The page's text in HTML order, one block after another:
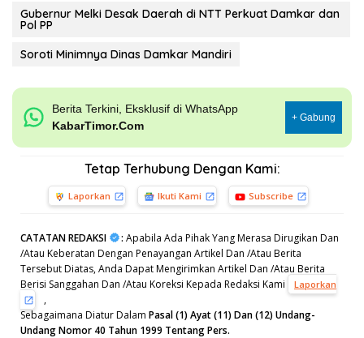
Gubernur Melki Desak Daerah di NTT Perkuat Damkar dan
Pol PP
Soroti Minimnya Dinas Damkar Mandiri
Berita Terkini, Eksklusif di WhatsApp
KabarTimor.Com
+ Gabung
Tetap Terhubung Dengan Kami:
Laporkan Ikuti Kami Subscribe
CATATAN REDAKSI : Apabila Ada Pihak Yang Merasa Dirugikan Dan
/Atau Keberatan Dengan Penayangan Artikel Dan /Atau Berita
Tersebut Diatas, Anda Dapat Mengirimkan Artikel Dan /Atau Berita
Berisi Sanggahan Dan /Atau Koreksi Kepada Redaksi Kami
Laporkan
,
Sebagaimana Diatur Dalam Pasal (1) Ayat (11) Dan (12) Undang-
Undang Nomor 40 Tahun 1999 Tentang Pers.